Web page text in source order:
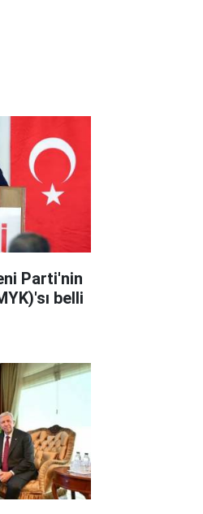
Parti'nin
belli